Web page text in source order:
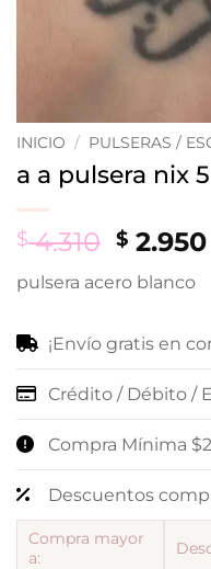
INICIO / PULSERAS /
a a pulsera nix 5
$4.310 Original
was:
$ 2.950
pulsera acero blanco
¡Envío gratis en
Crédito / Débito /
Compra Mínima
Descuentos
Compra mayor
a: